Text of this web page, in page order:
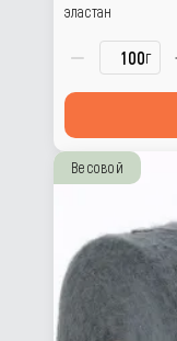
эластан
г
Весовой